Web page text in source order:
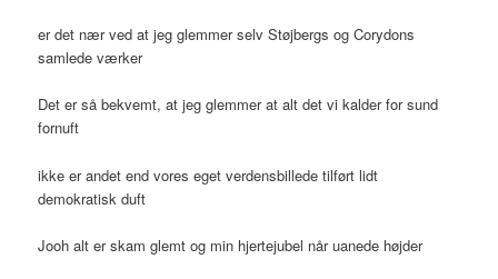
er det nær ved at jeg glemmer selv Støjbergs og Corydons
samlede værker
Det er så bekvemt, at jeg glemmer at alt det vi kalder for sund
fornuft
ikke er andet end vores eget verdensbillede tilført lidt
demokratisk duft
Jooh alt er skam glemt og min hjertejubel når uanede højder